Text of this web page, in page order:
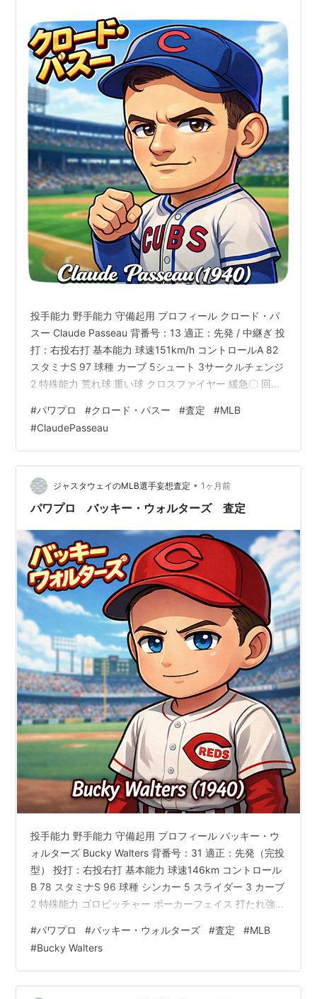
投手能力 野手能力 守備起用 プロフィール クロード・パ
スー Claude Passeau 背番号：13 適正：先発 / 中継ぎ 投
打：右投右打 基本能力 球速151km/h コントロールA 82
スタミナS 97 球種 カーブ 5シュート 3サークルチェンジ
2 特殊能力 荒れ球 重い球 クロスファイヤー 緩急〇 回ま
（投手）】 ・【球速 151km/h】 スピードガンの無い時
代だが「flamethrower（火炎放射器）」「faster than
light」と形容され、テッド・ウィリアムズも高く評価し
た剛腕。 ・【コントロール A…
#パワプロ #クロード・パスー #査定 #MLB
#ClaudePasseau
ジャスタウェイのMLB選手妄想査定 • 1ヶ月前
パワプロ バッキー・ウォルターズ 査定
投手能力 野手能力 守備起用 プロフィール バッキー・ウ
ォルターズ Bucky Walters 背番号：31 適正：先発（完投
型） 投打：右投右打 基本能力 球速146km コントロール
B 78 スタミナS 96 球種 シンカー 5 スライダー 3 カーブ
2 特殊能力 ゴロピッチャー ポーカーフェイス 打たれ強さ
心 積極守備 テンポ〇 【査定理由（投手）】 ・球速
146km 奪三振率（K/9）3.39という数字や当時の剛腕ボ
ブ・フェラーとの比較から、最速90マイル前半と算出し
ました。 ・コントロール B 78 1940年は305回…
#パワプロ #バッキー・ウォルターズ #査定 #MLB
#Bucky Walters